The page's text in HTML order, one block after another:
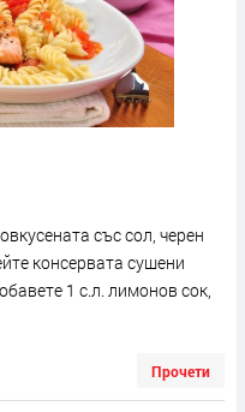
със сол, черен
консервата сушени
1 с.л. лимонов сок,
Прочети